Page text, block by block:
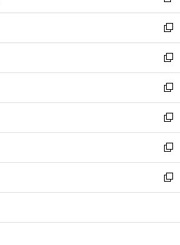
ウ
で
開
く
ン
ド
ウ
で
開
く
ウ
ィ
ン
ド
ウ
で
開
く
し
い
ウ
ィ
ン
ド
ウ
で
開
く
新
し
い
ウ
ィ
ン
ド
ウ
で
開
く
新
し
い
ウ
ィ
ン
ド
ウ
で
開
新
し
い
ウ
ィ
ン
ド
ウ
開
新
し
い
ウ
ィ
ン
ウ
新
し
い
ウ
ン
新
し
ウ